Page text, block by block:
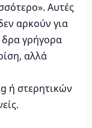
Αυτές
αρκούν για
γρήγορα
αλλά
ή στερητικών